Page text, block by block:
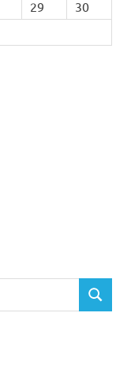
29
30
BUSCAR